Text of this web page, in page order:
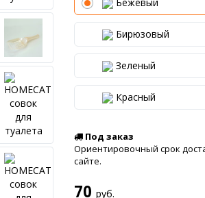
Бирюзовый
Зеленый
Красный
Под заказ
Ориентировочный срок
сайте.
70 руб.